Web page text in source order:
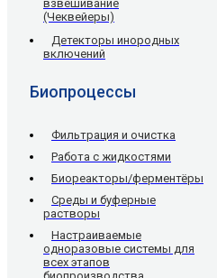
взвешивание
(Чеквейеры)
Детекторы инородных
включений
Биопроцессы
Фильтрация и очистка
Работа с жидкостями
Биореакторы/ферментёры
Среды и буферные
растворы
Настраиваемые
одноразовые системы для
всех этапов